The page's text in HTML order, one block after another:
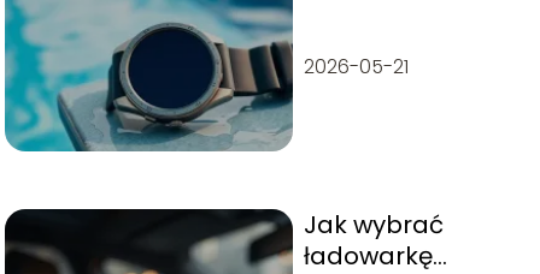
2026-05-21
Jak wybrać
ładowarkę